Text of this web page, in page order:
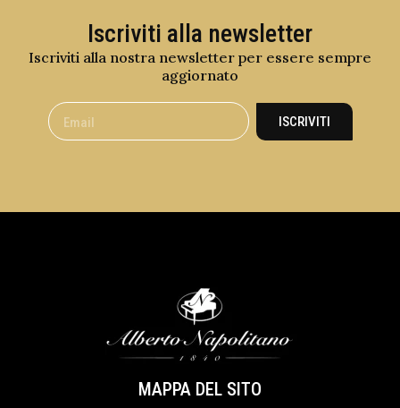
Iscriviti alla newsletter
Iscriviti alla nostra newsletter per essere sempre
aggiornato
ISCRIVITI
MAPPA DEL SITO